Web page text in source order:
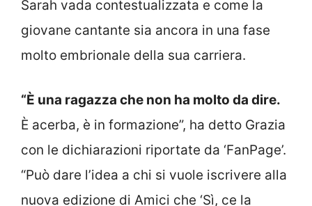
Sarah vada contestualizzata e come la
giovane cantante sia ancora in una fase
molto embrionale della sua carriera.
“È una ragazza che non ha molto da dire.
È acerba, è in formazione”, ha detto Grazia
con le dichiarazioni riportate da ‘FanPage’.
“Può dare l’idea a chi si vuole iscrivere alla
nuova edizione di Amici che ‘Sì, ce la